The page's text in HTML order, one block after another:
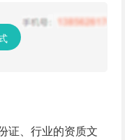
证、行业的资质文